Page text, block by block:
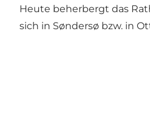
Heute beherbergt das
sich in Søndersø bzw. in